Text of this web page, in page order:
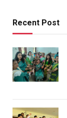
Recent Post